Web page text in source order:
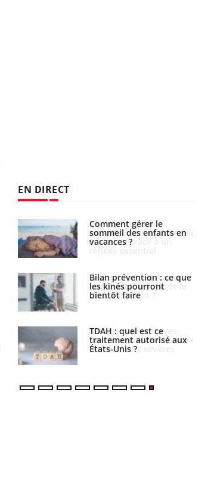
EN DIRECT
Comment gérer le
sommeil des enfants en
vacances ?
Bilan prévention : ce que
les kinés pourront
bientôt faire
TDAH : quel est ce
traitement autorisé aux
États-Unis ?